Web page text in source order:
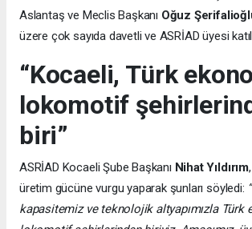
Aslantaş ve Meclis Başkanı Oğuz
üzere çok sayıda davetli ve ASRİAD üyesi
“Kocaeli, Türk
lokomotif
biri”
ASRİAD Kocaeli Şube Başkanı Nihat Yıldırım
üretim gücüne vurgu yaparak şunları söyledi:
kapasitemiz ve teknolojik altyapımızla Türk